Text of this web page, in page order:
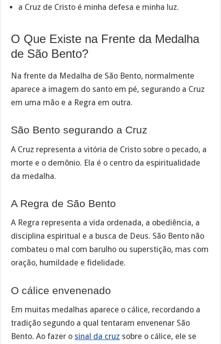
a Cruz de Cristo é minha defesa e minha luz.
O Que Existe na Frente da Medalha
de São Bento?
Na frente da Medalha de São Bento, normalmente
aparece a imagem do santo em pé, segurando a Cruz
em uma mão e a Regra em outra.
São Bento segurando a Cruz
A Cruz representa a vitória de Cristo sobre o pecado, a
morte e o demônio. Ela é o centro da espiritualidade
da medalha.
A Regra de São Bento
A Regra representa a vida ordenada, a obediência, a
disciplina espiritual e a busca de Deus. São Bento não
combateu o mal com barulho ou superstição, mas com
oração, humildade e fidelidade.
O cálice envenenado
Em muitas medalhas aparece o cálice, recordando a
tradição segundo a qual tentaram envenenar São
Bento. Ao fazer o sinal da cruz sobre o cálice, ele se